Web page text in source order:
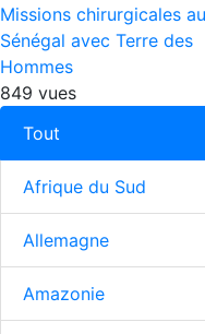
Missions chirurgicales au
Sénégal avec Terre des
Hommes
849 vues
Tout
Afrique du Sud
Allemagne
Amazonie